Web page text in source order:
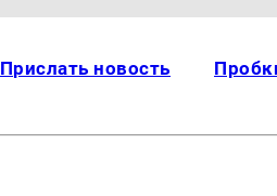
Прислать новость